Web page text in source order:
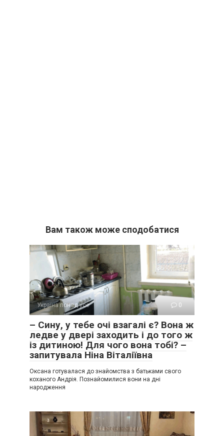
Вам також може сподобатися
Україна понад усе 0
– Сину, у тебе очі взагалі є? Вона ж
ледве у двері заходить і до того ж
із дитиною! Для чого вона тобі? –
запитувала Ніна Віталіївна
Оксана готувалася до знайомства з батьками свого
коханого Андрія. Познайомилися вони на дні
народження